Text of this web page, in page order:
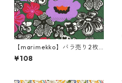
【marimekko】バラ売り2枚
カクテルサイズ ペーパーナプ
キン KAUKOKAIPUU ダークグ
¥108